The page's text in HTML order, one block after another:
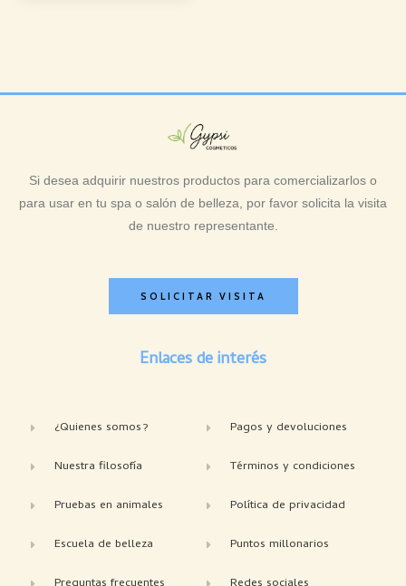
Si desea adquirir nuestros productos para comercializarlos o
para usar en tu spa o salón de belleza, por favor solicita la visita
de nuestro representante.
SOLICITAR VISITA
Enlaces de interés
¿Quienes somos?
Nuestra filosofía
Pruebas en animales
Escuela de belleza
Pagos y devoluciones
Términos y condiciones
Política de privacidad
Puntos millonarios